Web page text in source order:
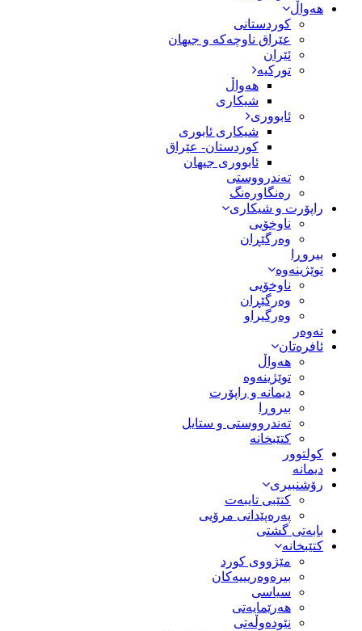
هەواڵ
کوردستانی
عێراق ناوچەکە و جیهان
ئێران
تورکیە
هەواڵ
شیکاری
ئابووری
شیکاری ئابوری
کوردستان- عێراق
ئابووری جیهان
تەندرووستی
رەنگاورەنگ
راپۆرت و شیکاری
ناوخۆیی
وەرگێڕان
بیروڕا
توێژینەوە
ناوخۆیی
وەرگێڕان
وەرگیراو
تەوەر
ئافرەتان
هەواڵ
توێژینەوە
دیمانە و راپۆرت
بیروڕا
تەندرووستی و ستایل
کتێبخانە
کولتوور
دیمانە
رۆشنبیری
کتێبی تایبەت
پەرەپێدانی مرۆیی
بابەتی گشتی
کتێبخانە
مێژووى کورد
بیرەوەریییەکان
سیاسى
هەرێمایەتی
نێودەوڵەتی